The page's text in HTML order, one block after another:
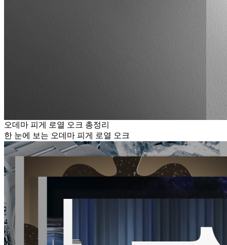
오데마 피게 로열 오크 총정리
한 눈에 보는 오데마 피게 로열 오크